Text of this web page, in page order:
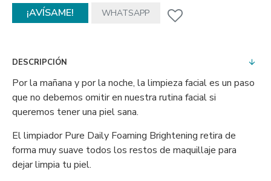
¡AVÍSAME! WHATSAPP
DESCRIPCIÓN
Por la mañana y por la noche, la limpieza facial es un paso
que no debemos omitir en nuestra rutina facial si
queremos tener una piel sana.
El limpiador Pure Daily Foaming Brightening retira de
forma muy suave todos los restos de maquillaje para
dejar limpia tu piel.